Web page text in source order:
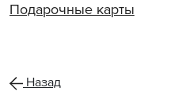
Подарочные карты
Назад